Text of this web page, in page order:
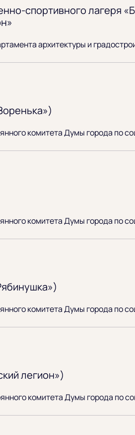
спортивного лагеря
архитектуры и
комитета Думы города по
комитета Думы города по
комитета Думы города по
легион»)
комитета Думы города по